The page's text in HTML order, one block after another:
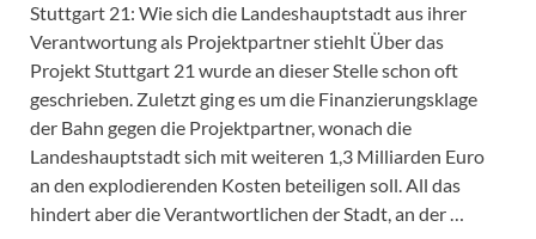
Stuttgart 21: Wie sich die Landeshauptstadt aus ihrer
Verantwortung als Projektpartner stiehlt Über das
Projekt Stuttgart 21 wurde an dieser Stelle schon oft
geschrieben. Zuletzt ging es um die Finanzierungsklage
der Bahn gegen die Projektpartner, wonach die
Landeshauptstadt sich mit weiteren 1,3 Milliarden Euro
an den explodierenden Kosten beteiligen soll. All das
hindert aber die Verantwortlichen der Stadt, an der …